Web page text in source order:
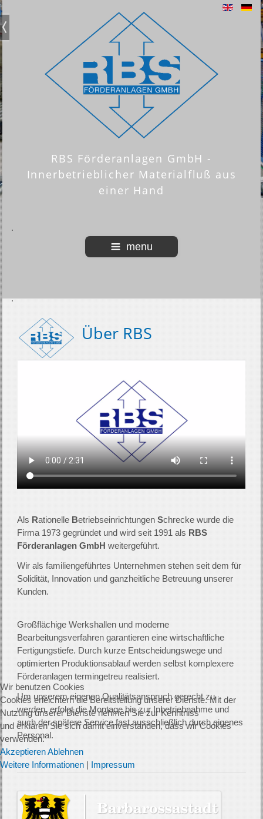
RBS Förderanlagen GmbH -
Innerbetrieblicher Materialfluß aus
einer Hand
menu
Über RBS
Als Rationelle Betriebseinrich­tun­genSchrecke wurde die
Firma 1973 gegründet und wird seit 1991 als RBS
Förderanlagen GmbH weitergeführt.
Wir als familiengeführtes Unternehmen stehen seit dem für
Solidität, Innovation und ganzheitliche Betreuung unserer
Kunden.
Großflächige Werkshallen und moderne
Bearbeitungsverfahren garantieren eine wirtschaftliche
Fertigungstiefe. Durch kurze Entscheidungswege und
optimierten Produktionsablauf werden selbst komplexere
Förderanlagen termingetreu realisiert.
Um unserem eigenen Qualitätsanspruch gerecht zu
werden, erfolgt die Montage bis zur Inbetriebnahme und
auch der spätere Service fast ausschließlich durch eigenes
Personal.
Wir benutzen Cookies
Cookies erleichtern die Bereitstellung unserer Dienste. Mit der
Nutzung unserer Dienste nehmen Sie zur Kenntniss
und erklären Sie sich damit einverstanden, dass wir Cookies
verwenden.
AkzeptierenAblehnen
Weitere Informationen | Impressum